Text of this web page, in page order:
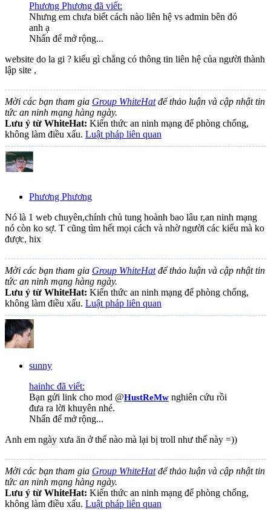
Phương Phương đã viết:
Nhưng em chưa biết cách nào liên hệ vs admin bên đó
anh ạ
Nhấn để mở rộng...
website do la gi ? kiểu gì chẳng có thông tin liên hệ của người thành
lập site ,
Mời các bạn tham gia Group WhiteHatđể thảo luận và cập nhật tin
tức an ninh mạng hàng ngày.
Lưu ý từ WhiteHat: Kiến thức an ninh mạng để phòng chống,
không làm điều xấu. Luật pháp liên quan
Phương Phương
Nó là 1 web chuyên,chính chủ tung hoành bao lâu r,an ninh mạng
nó còn ko sợ. T cũng tìm hết mọi cách và nhờ người các kiểu mà ko
được, hix
Mời các bạn tham gia Group WhiteHatđể thảo luận và cập nhật tin
tức an ninh mạng hàng ngày.
Lưu ý từ WhiteHat: Kiến thức an ninh mạng để phòng chống,
không làm điều xấu. Luật pháp liên quan
sunny
hainhc đã viết:
Bạn gửi link cho mod @HustReMw nghiên cứu rồi
đưa ra lời khuyên nhé.
Nhấn để mở rộng...
Anh em ngày xưa ăn ở thế nào mà lại bị troll như thế này =))
Mời các bạn tham gia Group WhiteHatđể thảo luận và cập nhật tin
tức an ninh mạng hàng ngày.
Lưu ý từ WhiteHat: Kiến thức an ninh mạng để phòng chống,
không làm điều xấu. Luật pháp liên quan